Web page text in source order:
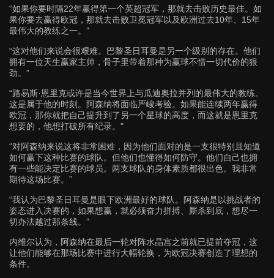
“如果你要时隔22年赢得第一个英超冠军，那就去击败历史最佳。如
果你要去赢得欧冠，那就去击败卫冕冠军以及欧洲过去10年、15年
最伟大的教练之一。”
“这对他们来说会很艰难。巴黎圣日耳曼是另一个级别的存在。他们
拥有一位天生赢家主帅，骨子里带着那种为赢球不惜一切代价的狠
劲。”
“路易斯·恩里克或许是当今世界上与瓜迪奥拉并列的最伟大的教练。
这是属于他的时刻。阿森纳将面临严峻考验。如果能连续两年赢得
欧冠，那你就把自己提升到了另一个星球的高度，而这就是恩里克
想要的，他想打破所有纪录。"
“对阿森纳来说这将非常困难，因为他们面对的是一支很特别且知道
如何赢下这种比赛的球队。但他们也懂得如何防守。他们自己也拥
有一些能决定比赛的球员。两支球队的身体素质都很出色。我非常
期待这场比赛。”
“我认为巴黎圣日耳曼是眼下欧洲最好的球队。阿森纳是以挑战者的
姿态进入决赛的，如果想赢，就必须奋力拼搏、厮杀到底，想尽一
切办法越过那条线。”
内维尔认为，阿森纳在最后一轮对阵水晶宫之前就已提前夺冠，这
让他们能够在那场比赛中进行大幅轮换，为欧冠决赛创造了理想的
条件。